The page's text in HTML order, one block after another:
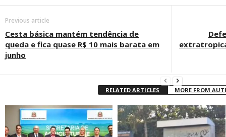
Previous article
Cesta básica mantém tendência de
queda e fica quase R$ 10 mais barata em
junho
RELATED ARTICLES MORE FROM